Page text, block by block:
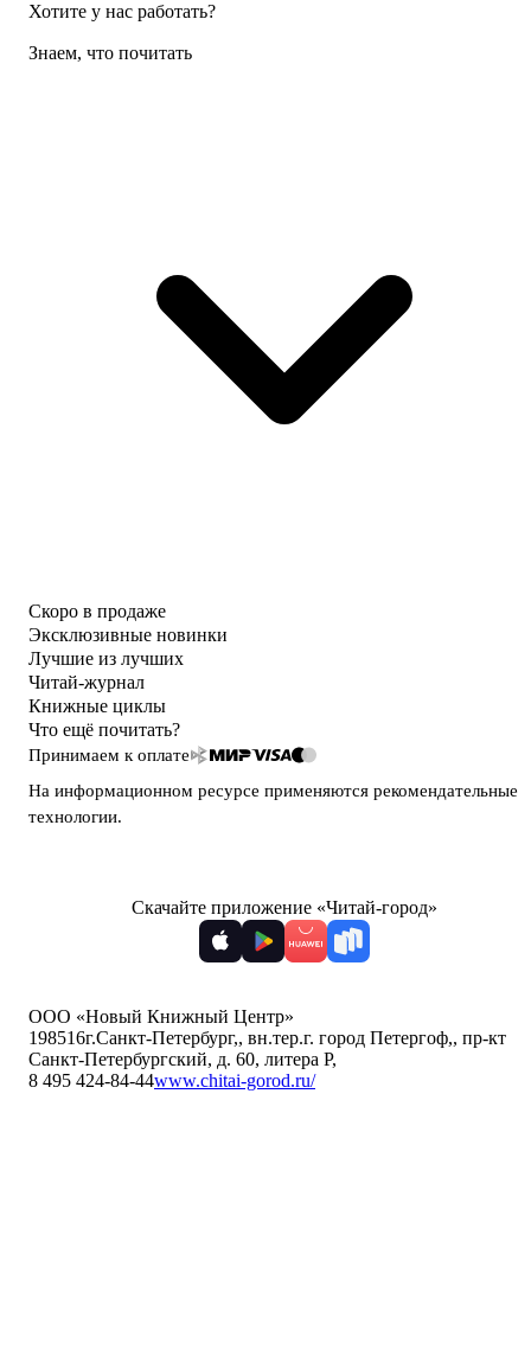
Хотите у нас работать?
Знаем, что почитать
Скоро в продаже
Эксклюзивные новинки
Лучшие из лучших
Читай-журнал
Книжные циклы
Что ещё почитать?
Принимаем к оплате
На информационном ресурсе применяются рекомендательные
технологии.
Скачайте приложение «Читай-город»
ООО «Новый Книжный Центр»
198516г.Санкт-Петербург,, вн.тер.г. город Петергоф,, пр-кт
Санкт-Петербургский, д. 60, литера Р,
8 495 424-84-44www.chitai-gorod.ru/